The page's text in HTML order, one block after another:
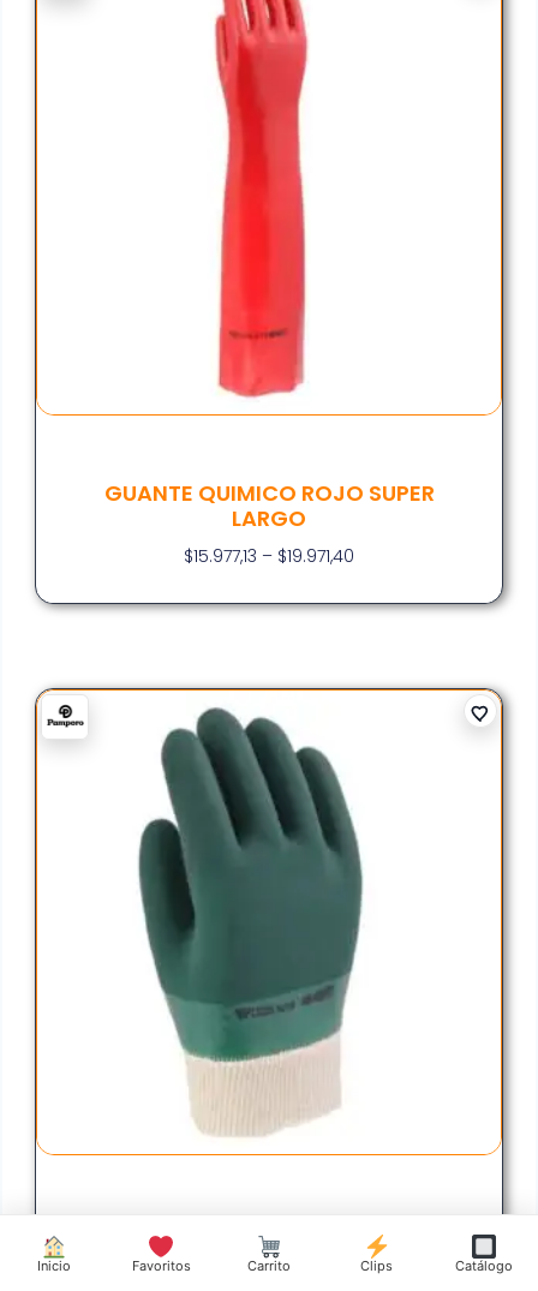
GUANTE QUIMICO ROJO SUPER
LARGO
$15.977,13 – $19.971,40
GUANTE GRIP ASPERO VERDE CON
PUÑO
Inicio Favoritos Carrito Clips Catálogo